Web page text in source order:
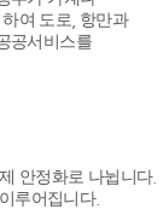
여 도로, 항만과
공서비스를
안정화로 나뉩니다.
루어집니다.